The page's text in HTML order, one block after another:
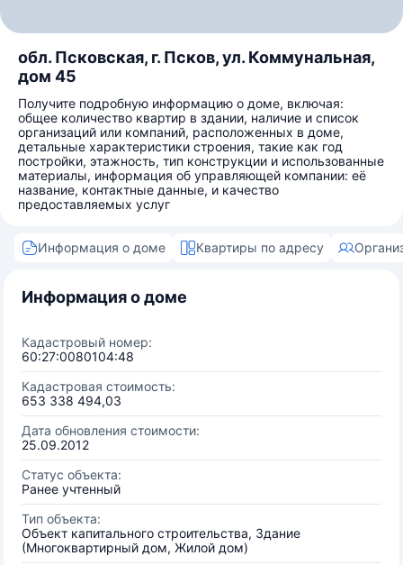
обл. Псковская, г. Псков, ул. Коммунальная,
дом 45
Получите подробную информацию о доме, включая:
общее количество квартир в здании, наличие и список
организаций или компаний, расположенных в доме,
детальные характеристики строения, такие как год
постройки, этажность, тип конструкции и использованные
материалы, информация об управляющей компании: её
название, контактные данные, и качество
предоставляемых услуг
Информация о доме Квартиры по адресу
Информация о доме
Кадастровый номер:
60:27:0080104:48
Кадастровая стоимость:
653 338 494,03
Дата обновления стоимости:
25.09.2012
Статус объекта:
Ранее учтенный
Тип объекта:
Объект капитального строительства, Здание
(Многоквартирный дом, Жилой дом)